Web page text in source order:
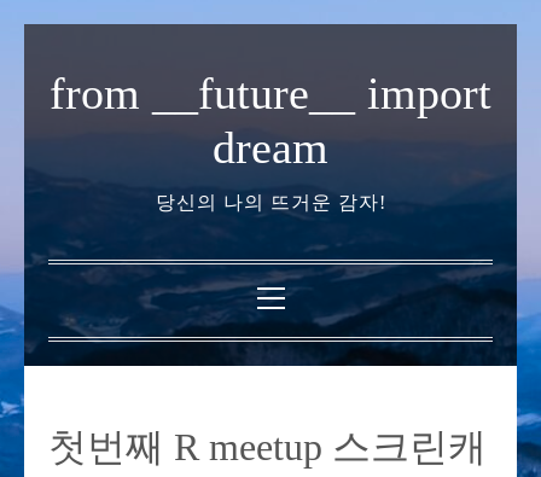
기
from __future__ import
dream
당신의 나의 뜨거운 감자!
기
본
메
뉴
첫번째 R meetup 스크린캐